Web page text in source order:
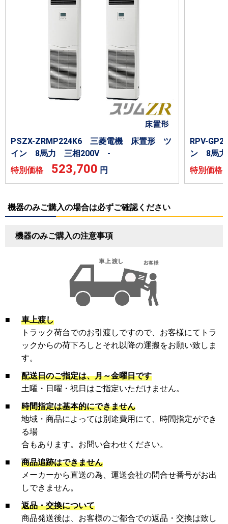
PSZX-ZRMP224K6 三菱電機 床置形 ツ
イン 8馬力 三相200V -
特別価格 523,700 円
RPV-
ン 8馬
特別価
機器のみご購入の場合は必ずご確認ください
機器のみご購入の注意事項
■
車上渡し
トラック荷台でのお引渡しですので、お客様にてトラ
ックからの荷下ろしとそれ以降の運搬をお願い致しま
す。
■
配送日のご指定は、月～金曜日です
土曜・日曜・祝日はご指定いただけません。
■
時間指定は基本的にできません
地域・商品によっては別途費用にて、時間指定ができ
る場
合もあります。お問い合わせください。
■
商品追跡はできません
メーカーから直送の為、運送会社の問合せ番号がお出
しできません。
■
返品・交換について
商品発送後は、お客様のご都合での返品・交換は致し